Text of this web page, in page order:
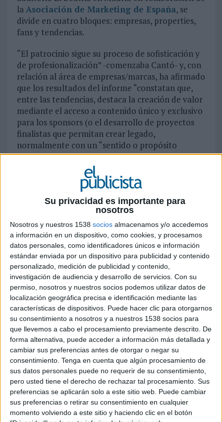
Su privacidad es importante para
nosotros
Nosotros y nuestros 1538 socios almacenamos y/o accedemos
a información en un dispositivo, como cookies, y procesamos
datos personales, como identificadores únicos e información
estándar enviada por un dispositivo para publicidad y contenido
personalizado, medición de publicidad y contenido,
investigación de audiencia y desarrollo de servicios. Con su
permiso, nosotros y nuestros socios podemos utilizar datos de
localización geográfica precisa e identificación mediante las
características de dispositivos. Puede hacer clic para otorgarnos
su consentimiento a nosotros y a nuestros 1538 socios para
que llevemos a cabo el procesamiento previamente descrito. De
forma alternativa, puede acceder a información más detallada y
cambiar sus preferencias antes de otorgar o negar su
consentimiento. Tenga en cuenta que algún procesamiento de
sus datos personales puede no requerir de su consentimiento,
pero usted tiene el derecho de rechazar tal procesamiento. Sus
preferencias se aplicarán solo a este sitio web. Puede cambiar
sus preferencias o retirar su consentimiento en cualquier
momento volviendo a este sitio y haciendo clic en el botón
laAsociación de Marketing de España, se
divide en cuatro bloques: empresas, properties,
fans y tendencias.
“El patrocinio sigue su proceso de sofisticación y
de profesionalización” -comenzaba Cantó- y, con
relación al área de empresas/marcas, ha afirmado
que los resultados del informe “constatan que,
entre las tendencias, destaca la creación de valor
mediante el acceso a contenido único y exclusivo
para los sponsors (o el desarrollo de proyectos
finalistas que permitan crear legado,
normalmente con un “sentido o propósito
social”). Por otra parte, el nuevo paradigma de
acceso a contenido audiovisual relacionado con
deporte obliga a un replanteamiento del enfoque
tradicional de patrocinio, tanto para sponsors
como para las properties del deporte (clubes,
ligas, federaciones, eventos, etc.”.
“El patrocinio deportivo es una herramienta muy
eficiente para las empresas que entienden esta
práctica como una inversión estratégica y, por
esta razón, la desestacionalización de la
activación (puesta en marcha de acciones
complementarias por parte del patrocinador), la
deslocalización de la activación de patrocinio, los
naming rights (la asociación de una marca
comercial a una property) o la verticalización de
los paquetes de patrocinio son también claves del
éxito”, consideraba el profesional.
En cuanto al apartado de innovación, Cantó ha
destacado que, durante los próximos años,el
marketing deportivo deberá incluir más
activamente big data, e-sports, realidad
aumentada y virtual, gamificación,